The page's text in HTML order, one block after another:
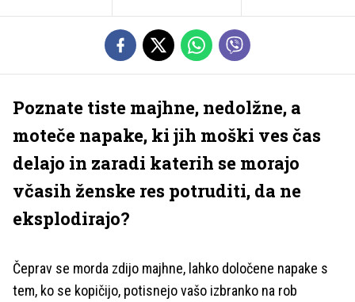
Poznate tiste majhne, nedolžne, a
moteče napake, ki jih moški ves čas
delajo in zaradi katerih se morajo
včasih ženske res potruditi, da ne
eksplodirajo?
Čeprav se morda zdijo majhne, lahko določene napake s
tem, ko se kopičijo, potisnejo vašo izbranko na rob